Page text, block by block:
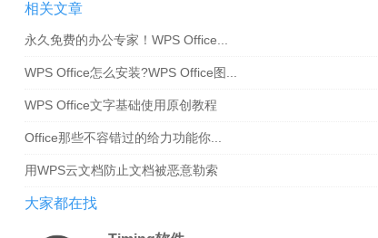
相关文章
永久免费的办公专家！WPS Office...
WPS Office怎么安装?WPS Office图...
WPS Office文字基础使用原创教程
Office那些不容错过的给力功能你...
用WPS云文档防止文档被恶意勒索
大家都在找